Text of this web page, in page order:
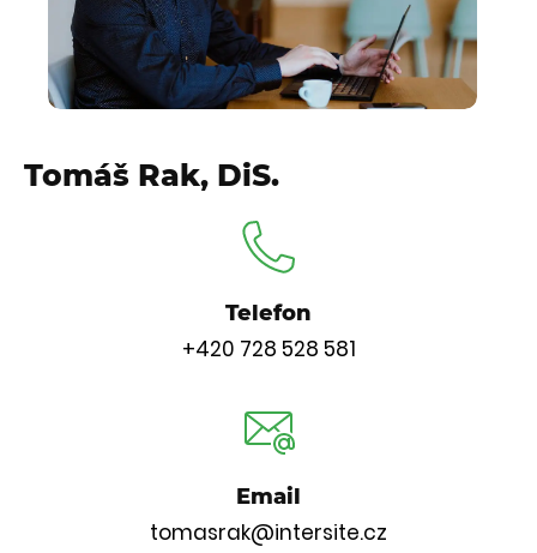
Tomáš Rak, DiS.
Telefon
+420 728 528 581
Email
tomasrak@intersite.cz